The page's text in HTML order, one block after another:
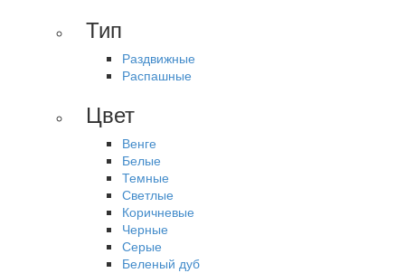
Тип
Раздвижные
Распашные
Цвет
Венге
Белые
Темные
Светлые
Коричневые
Черные
Серые
Беленый дуб